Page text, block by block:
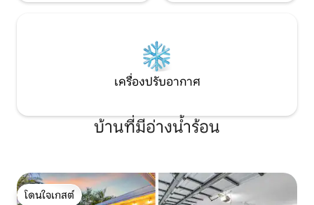
เครื่องปรับอากาศ
บ้านที่มีอ่างน้ำร้อน
โดนใจเกสต์